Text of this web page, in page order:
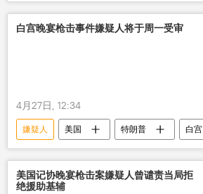
白宫晚宴枪击事件嫌疑人将于周一受审
4月27日, 12:34
嫌疑人 美国 特朗普
白宫
开枪
美国记协晚宴枪击案嫌疑人曾谴责当局拒
绝援助基辅